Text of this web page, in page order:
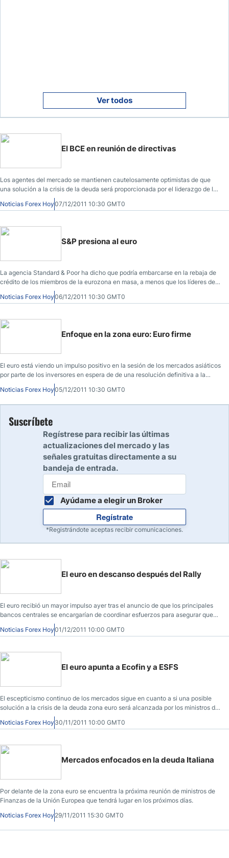
Ver todos
El BCE en reunión de directivas
Los agentes del mercado se mantienen cautelosamente optimistas de que
una solución a la crisis de la deuda será proporcionada por el liderazgo de la
zona euro, mientras se preparan para reunirse esta semana sobre lo que se
considera como la Cumbre de la Unión Europea de hacer o romper.
Noticias Forex Hoy07/12/2011 10:30 GMT0
S&P presiona al euro
La agencia Standard & Poor ha dicho que podría embarcarse en la rebaja de
crédito de los miembros de la eurozona en masa, a menos que los líderes de
Noticias Forex Hoy06/12/2011 10:30 GMT0
Enfoque en la zona euro: Euro firme
El euro está viendo un impulso positivo en la sesión de los mercados asiáticos
por parte de los inversores en espera de de una resolución definitiva a la
crisis de la deuda europea ya que una cumbre crucial comienza esta semana
Noticias Forex Hoy05/12/2011 10:30 GMT0
Suscríbete
Regístrese para recibir las últimas
actualizaciones del mercado y las
señales gratuitas directamente a su
bandeja de entrada.
Ayúdame a elegir un Broker
Regístrate
*Registrándote aceptas recibir comunicaciones.
El euro en descanso después del Rally
El euro recibió un mayor impulso ayer tras el anuncio de que los principales
bancos centrales se encargarían de coordinar esfuerzos para asegurar que
no haya escasez de liquidez global como consecuencia de la crisis de la
eurozona en curso
Noticias Forex Hoy01/12/2011 10:00 GMT0
El euro apunta a Ecofin y a ESFS
El escepticismo continuo de los mercados sigue en cuanto a si una posible
solución a la crisis de la deuda zona euro será alcanzada por los ministros de
Noticias Forex Hoy 30/11/2011 10:00 GMT0
Mercados enfocados en la deuda Italiana
Por delante de la zona euro se encuentra la próxima reunión de ministros de
Finanzas de la Unión Europea que tendrá lugar en los próximos días.
Noticias Forex Hoy 29/11/2011 15:30 GMT0